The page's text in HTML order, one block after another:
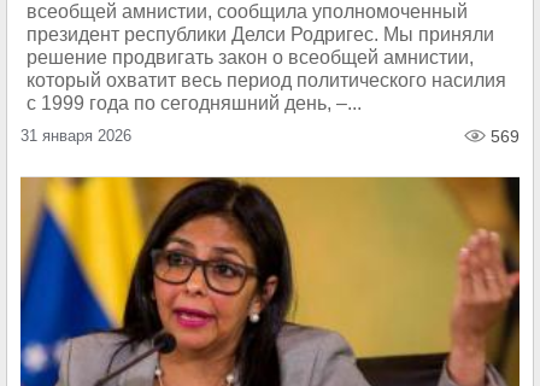
всеобщей амнистии, сообщила уполномоченный
президент республики Делси Родригес. Мы приняли
решение продвигать закон о всеобщей амнистии,
который охватит весь период политического насилия
с 1999 года по сегодняшний день, –...
31 января 2026 569